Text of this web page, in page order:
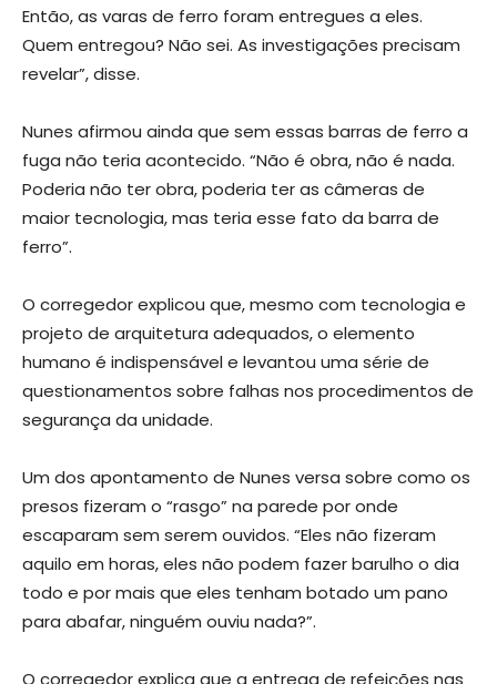
Então, as varas de ferro foram entregues a eles.
Quem entregou? Não sei. As investigações precisam
revelar”, disse.
Nunes afirmou ainda que sem essas barras de ferro a
fuga não teria acontecido. “Não é obra, não é nada.
Poderia não ter obra, poderia ter as câmeras de
maior tecnologia, mas teria esse fato da barra de
ferro”.
O corregedor explicou que, mesmo com tecnologia e
projeto de arquitetura adequados, o elemento
humano é indispensável e levantou uma série de
questionamentos sobre falhas nos procedimentos de
segurança da unidade.
Um dos apontamento de Nunes versa sobre como os
presos fizeram o “rasgo” na parede por onde
escaparam sem serem ouvidos. “Eles não fizeram
aquilo em horas, eles não podem fazer barulho o dia
todo e por mais que eles tenham botado um pano
para abafar, ninguém ouviu nada?”.
O corregedor explica que a entrega de refeições nas